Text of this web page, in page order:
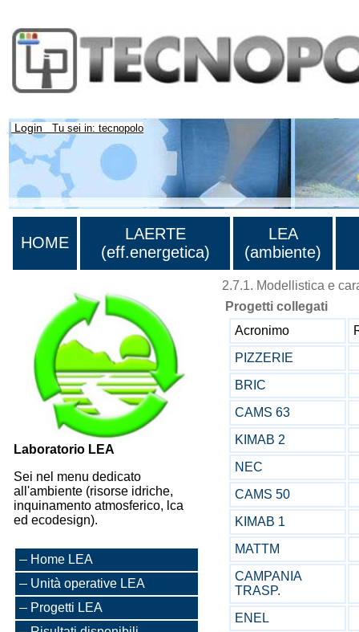
Login Tu sei in: tecnopolo
HOME
LAERTE
(eff.energetica)
LEA
(ambiente)
Laboratorio LEA
Sei nel menu dedicato
all'ambiente (risorse idriche,
inquinamento atmosferico, lca
ed ecodesign).
Home LEA
Unità operative LEA
Progetti LEA
2.7.1. Modellistica e
Progetti collegati
Acronimo
PIZZERIE
BRIC
CAMS 63
KIMAB 2
NEC
CAMS 50
KIMAB 1
MATTM
CAMPANIA
TRASP.
ENEL